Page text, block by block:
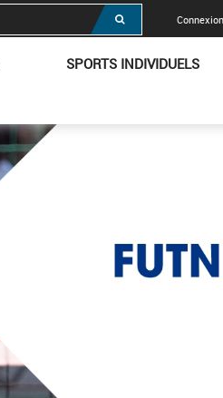
Connexion
SPORTS INDIVIDUELS